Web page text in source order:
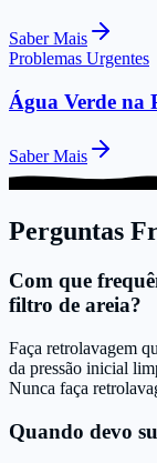
Saber Mais
Problemas Urgentes
Água Verde na
Saber Mais
Perguntas
Com que
filtro de areia?
Faça retrolavagem
da pressão inicial
Nunca faça
Quando devo